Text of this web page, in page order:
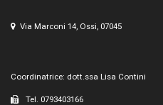
Via Marconi 14, Ossi, 07045
Coordinatrice: dott.ssa Lisa Contini
Tel. 0793403166